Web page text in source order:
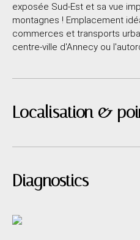
exposée Sud-Est et sa vue
montagnes ! Emplacement
commerces et transports
centre-ville d'Annecy ou
Localisation &
Diagnostics